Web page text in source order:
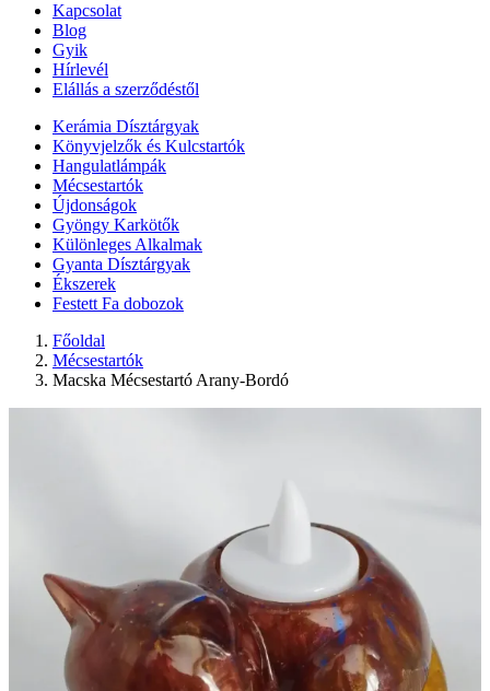
Kapcsolat
Blog
Gyik
Hírlevél
Elállás a szerződéstől
Kerámia Dísztárgyak
Könyvjelzők és Kulcstartók
Hangulatlámpák
Mécsestartók
Újdonságok
Gyöngy Karkötők
Különleges Alkalmak
Gyanta Dísztárgyak
Ékszerek
Festett Fa dobozok
Főoldal
Mécsestartók
Macska Mécsestartó Arany-Bordó